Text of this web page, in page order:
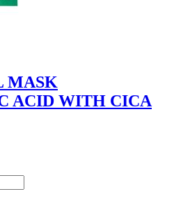
MASK
ACID WITH CICA